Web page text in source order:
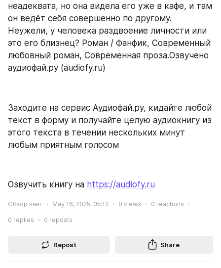
неадеквата, но она видела его уже в кафе, и там
он ведёт себя совершенно по другому.
Неужели, у человека раздвоение личности или
это его близнец? Роман / Фанфик, Современный
любовный роман, Современная проза.Озвучено
аудиофай.ру (audiofy.ru)
Заходите на сервис Аудиофай.ру, кидайте любой
текст в форму и получайте целую аудиокнигу из
этого текста в течении нескольких минут
любым приятным голосом
Озвучить книгу на https://audiofy.ru
Обзор книг May 16, 2025, 05:12 0 views 0 reactions
0 replies 0 reposts
Repost Share